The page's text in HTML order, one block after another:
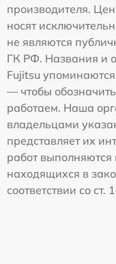
производителя.
носят
не являются
ГК РФ. Названия и
Fujitsu
— чтобы
работаем. Наша
владельцами
представляет их
работ выполняются
находящихся в
соответствии со